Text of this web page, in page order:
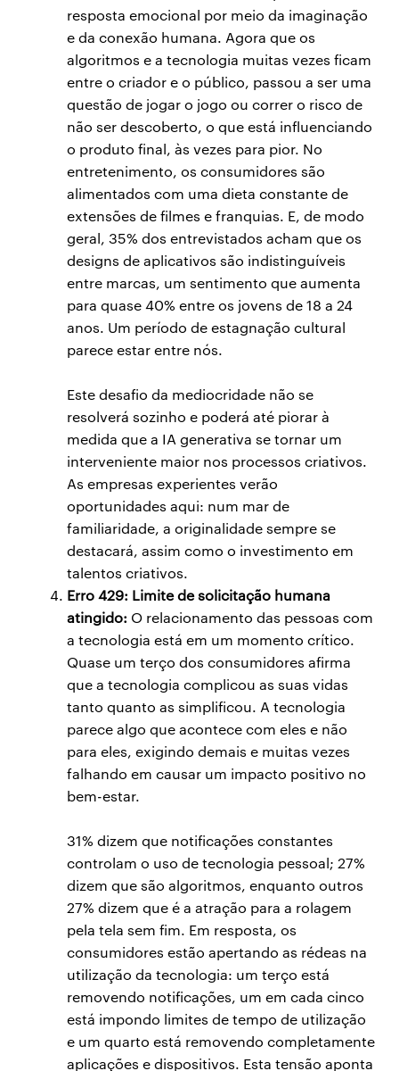
resposta emocional por meio da imaginação
e da conexão humana. Agora que os
algoritmos e a tecnologia muitas vezes ficam
entre o criador e o público, passou a ser uma
questão de jogar o jogo ou correr o risco de
não ser descoberto, o que está influenciando
o produto final, às vezes para pior. No
entretenimento, os consumidores são
alimentados com uma dieta constante de
extensões de filmes e franquias. E, de modo
geral, 35% dos entrevistados acham que os
designs de aplicativos são indistinguíveis
entre marcas, um sentimento que aumenta
para quase 40% entre os jovens de 18 a 24
anos. Um período de estagnação cultural
parece estar entre nós.
Este desafio da mediocridade não se
resolverá sozinho e poderá até piorar à
medida que a IA generativa se tornar um
interveniente maior nos processos criativos.
As empresas experientes verão
oportunidades aqui: num mar de
familiaridade, a originalidade sempre se
destacará, assim como o investimento em
talentos criativos.
Erro 429: Limite de solicitação humana
atingido: O relacionamento das pessoas com
a tecnologia está em um momento crítico.
Quase um terço dos consumidores afirma
que a tecnologia complicou as suas vidas
tanto quanto as simplificou. A tecnologia
parece algo que acontece com eles e não
para eles, exigindo demais e muitas vezes
falhando em causar um impacto positivo no
bem-estar.
31% dizem que notificações constantes
controlam o uso de tecnologia pessoal; 27%
dizem que são algoritmos, enquanto outros
27% dizem que é a atração para a rolagem
pela tela sem fim. Em resposta, os
consumidores estão apertando as rédeas na
utilização da tecnologia: um terço está
removendo notificações, um em cada cinco
está impondo limites de tempo de utilização
e um quarto está removendo completamente
aplicações e dispositivos. Esta tensão aponta